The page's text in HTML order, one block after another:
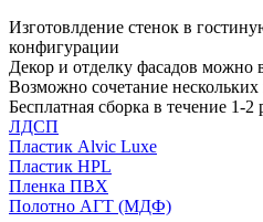
Изготовлдение стенок в
конфигурации
Декор и отделку фасадов
Возможно сочетание
Бесплатная сборка в течение 1-2
ЛДСП
Пластик Alvic Luxe
Пластик HPL
Пленка ПВХ
Полотно АГТ (МДФ)